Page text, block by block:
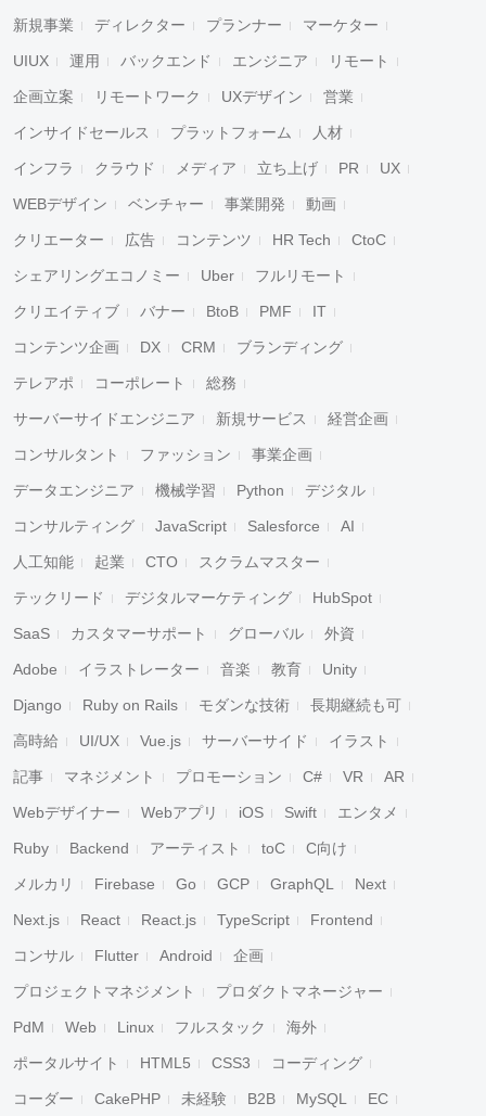
新規事業 ディレクター プランナー マーケター
UIUX 運用 バックエンド エンジニア リモート
企画立案 リモートワーク UXデザイン 営業
インサイドセールス プラットフォーム 人材
インフラ クラウド メディア 立ち上げ PR UX
WEBデザイン ベンチャー 事業開発 動画
クリエーター 広告 コンテンツ HR Tech CtoC
シェアリングエコノミー Uber フルリモート
クリエイティブ バナー BtoB PMF IT
コンテンツ企画 DX CRM ブランディング
テレアポ コーポレート 総務
サーバーサイドエンジニア 新規サービス 経営企画
コンサルタント ファッション 事業企画
データエンジニア 機械学習 Python デジタル
コンサルティング JavaScript Salesforce AI
人工知能 起業 CTO スクラムマスター
テックリード デジタルマーケティング HubSpot
SaaS カスタマーサポート グローバル 外資
Adobe イラストレーター 音楽 教育 Unity
Django Ruby on Rails モダンな技術 長期継続も可
高時給 UI/UX Vue.js サーバーサイド イラスト
記事 マネジメント プロモーション C# VR AR
Webデザイナー Webアプリ iOS Swift エンタメ
Ruby Backend アーティスト toC C向け
メルカリ Firebase Go GCP GraphQL Next
Next.js React React.js TypeScript Frontend
コンサル Flutter Android 企画
プロジェクトマネジメント プロダクトマネージャー
PdM Web Linux フルスタック 海外
ポータルサイト HTML5 CSS3 コーディング
コーダー CakePHP 未経験 B2B MySQL EC